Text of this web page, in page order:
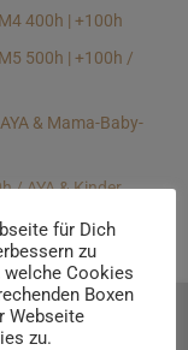
400h | +100h
500h | +100h /
& Mama-Baby-
/ AYA & Kinder
&
für Dich
zu
welche Cookies
Boxen
Webseite
zu.
Beratung buchen